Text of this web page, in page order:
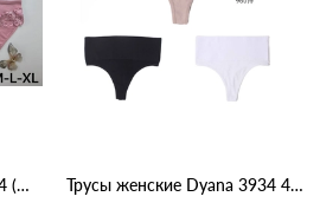
Женские трусики MCT104 (M–XL) 12B Разные цвета Трусы женские Dyana 3934 4С Разные цвета